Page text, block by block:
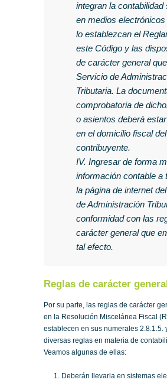
integran la contabilidad
en medios
lo establezcan el
este Código y las
de carácter general
Servicio de
Tributaria. La
comprobatoria de
o asientos deberá
en el domicilio fiscal del
contribuyente.
IV. Ingresar de forma
información contable a
la página de internet
de Administración
conformidad con las
carácter general que
tal efecto.
Reglas de carácter general
Por su parte, las reglas de carácter
en la Resolución Miscelánea Fiscal
establecen en sus numerales 2.8.1.5.
diversas reglas en materia de
Veamos algunas de ellas:
Deberán llevarla en sistemas